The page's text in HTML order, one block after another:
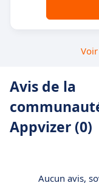
Avis de la
Appvizer (0)
Aucun avis,